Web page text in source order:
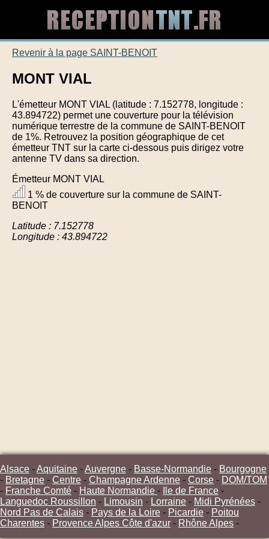
Revenir à la page SAINT-BENOIT
MONT VIAL
L'émetteur MONT VIAL (latitude : 7.152778, longitude :
43.894722) permet une couverture pour la télévision
numérique terrestre de la commune de SAINT-BENOIT
de 1%. Retrouvez la position géographique de cet
émetteur TNT sur la carte ci-dessous puis dirigez votre
antenne TV dans sa direction.
Émetteur MONT VIAL
1 % de couverture sur la commune de SAINT-
BENOIT
Latitude : 7.152778
Longitude : 43.894722
Alsace -Aquitaine -Auvergne - Basse-Normandie - Bourgogne
- Bretagne - Centre - Champagne Ardenne - Corse - DOM/TOM
- Franche Comté - Haute Normandie - Ile de France -
Languedoc Roussillon - Limousin - Lorraine - Midi Pyrénées -
Nord Pas de Calais - Pays de la Loire - Picardie - Poitou
Charentes - Provence Alpes Côte d'azur - Rhône Alpes -